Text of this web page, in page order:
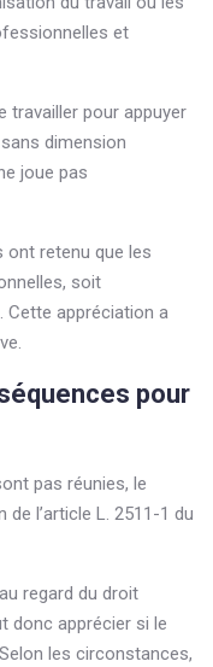
et
travailler pour appuyer
dimension
joue pas
ont retenu que les
soit
Cette appréciation a
pour
pas réunies, le
l’article L. 2511-1 du
regard du droit
donc apprécier si le
les circonstances,